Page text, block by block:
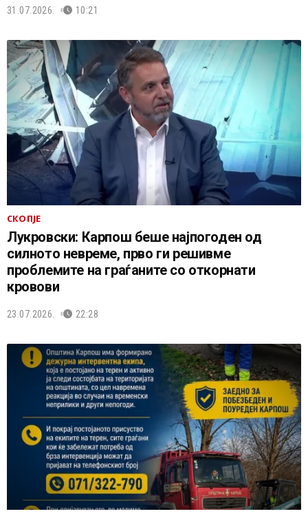
31.07.2026. 10:21
СКОПЈЕ
Лукровски: Карпош беше најпогоден од
силното невреме, прво ги решивме
проблемите на граѓаните со откорнати
кровови
23.07.2026. 22:28